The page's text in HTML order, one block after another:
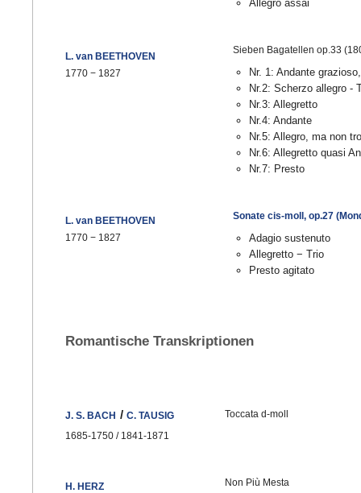
L. van BEETHOVEN
1770 − 1827
L. van BEETHOVEN
1770 − 1827
Allegro assai
Sieben Bagatellen op.33
Nr. 1: Andante
Nr.2: Scherzo allegro -
Nr.3: Allegretto
Nr.4: Andante
Nr.5: Allegro, ma non
Nr.6: Allegretto quasi
Nr.7: Presto
Sonate cis-moll, op.27
Adagio sustenuto
Allegretto − Trio
Presto agitato
Romantische Transkriptionen
J. S. BACH / C. TAUSIG
1685-1750 / 1841-1871
H. HERZ
Toccata d-moll
Non Più Mesta